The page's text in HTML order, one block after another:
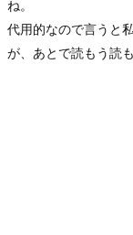
ね。
代用的なので言うと
が、あとで読もう読